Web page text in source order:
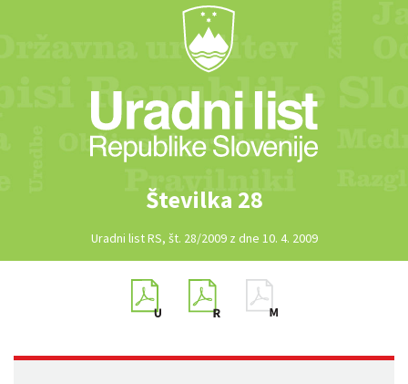
Številka 28
Uradni list RS, št. 28/2009 z dne 10. 4. 2009